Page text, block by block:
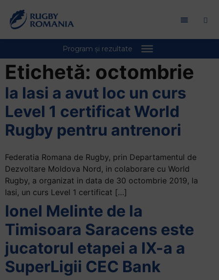
in
Accessibility
screen
reader.
To
start
the
All
One
Accessibility
screen
reader,
press
"Ctrl
/".
This
shortcut
activates
Etichetă: octombrie
la Iasi a avut loc un curs
Level 1 certificat World
Rugby pentru antrenori
Federatia Romana de Rugby, prin Departamentul de
Dezvoltare Moldova Nord, in colaborare cu World
Rugby, a organizat in data de 30 octombrie 2019, la
Iasi, un curs Level 1 certificat […]
Ionel Melinte de la
Timisoara Saracens este
jucatorul etapei a IX-a a
SuperLigii CEC Bank